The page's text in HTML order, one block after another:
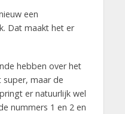
een
Dat maakt het er
hebben over het
maar de
er natuurlijk wel
nummers 1 en 2 en